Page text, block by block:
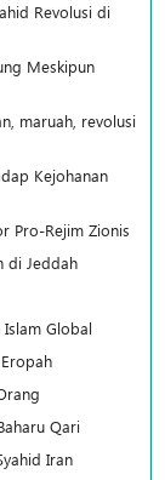
Revolusi di
Meskipun
maruah, revolusi
Kejohanan
Pro-Rejim Zionis
di Jeddah
Islam Global
Qari
Iran